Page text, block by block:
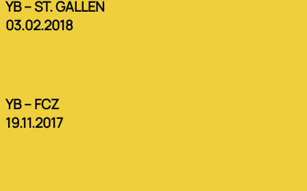
YB – ST. GALLEN
03.02.2018
YB – FCZ
19.11.2017